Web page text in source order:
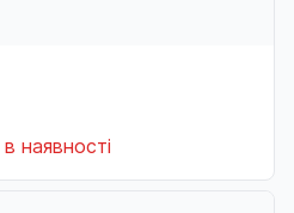
наявності